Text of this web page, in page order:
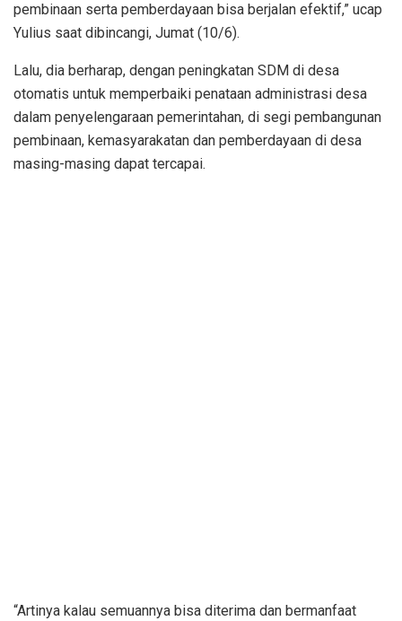
pembinaan serta pemberdayaan bisa berjalan efektif,” ucap
Yulius saat dibincangi, Jumat (10/6).
Lalu, dia berharap, dengan peningkatan SDM di desa
otomatis untuk memperbaiki penataan administrasi desa
dalam penyelengaraan pemerintahan, di segi pembangunan
pembinaan, kemasyarakatan dan pemberdayaan di desa
masing-masing dapat tercapai.
“Artinya kalau semuannya bisa diterima dan bermanfaat